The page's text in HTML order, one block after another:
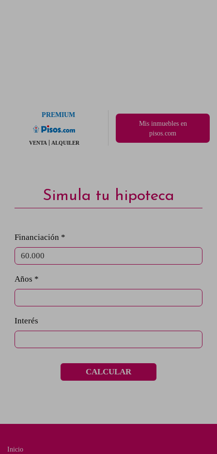
PREMIUM
VENTA ALQUILER
Mis inmuebles en
pisos.com
Simula tu hipoteca
Financiación *
Años *
Interés
CALCULAR
Inicio